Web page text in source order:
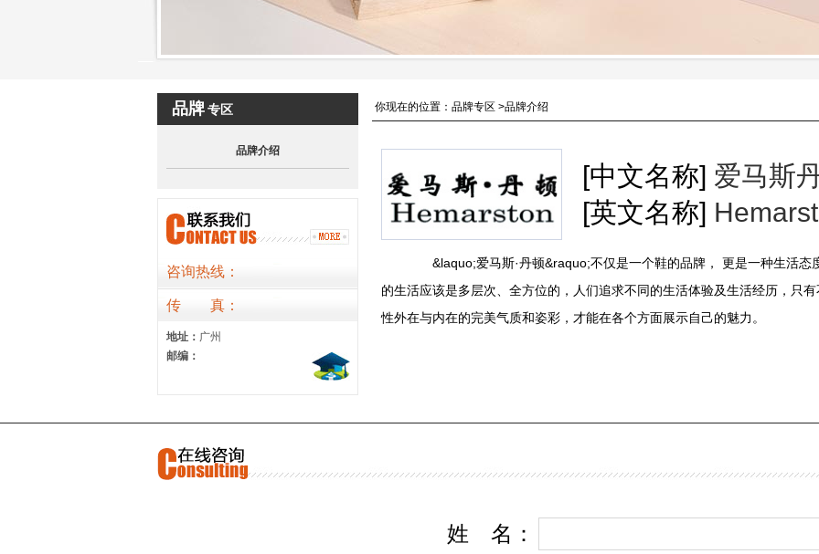
品牌专区
品牌介绍
咨询热线：
传 真 ：
地址： 广州
邮编：
你现在的位置：品牌专区 >品牌介绍
[中文名称] 爱马斯
[英文名称]
&laquo;爱马斯·丹顿&raquo;不仅是一个鞋的品牌， 更是一种生活态
的生活应该是多层次、全方位的，人们追求不同的生活体验及生活经历，只
性外在与内在的完美气质和姿彩，才能在各个方面展示自己的魅力。
姓 名 ：